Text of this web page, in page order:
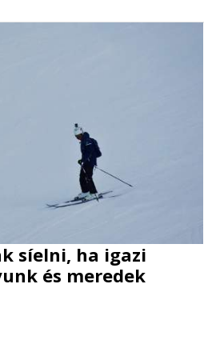
síelni, ha igazi
és meredek